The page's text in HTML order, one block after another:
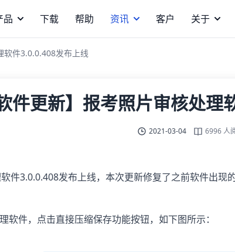
品 下载 帮助 资讯 客户 关于
软件3.0.0.408发布上线
软件更新】报考照片审核处
2021-03-04 6996 人
件3.0.0.408发布上线，本次更新修复了之前软件出现
软件，点击直接压缩保存功能按钮，如下图所示：